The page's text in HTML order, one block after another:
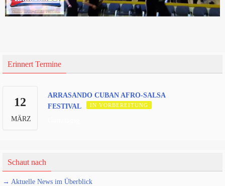
Erinnert Termine
12
MÄRZ
ARRASANDO CUBAN AFRO-SALSA
FESTIVAL
IN VORBEREITUNG
Schaut nach
→ Aktuelle News im Überblick